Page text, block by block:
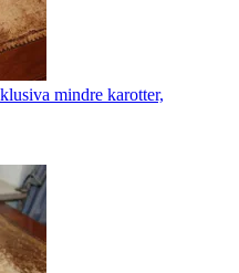
mindre karotter,